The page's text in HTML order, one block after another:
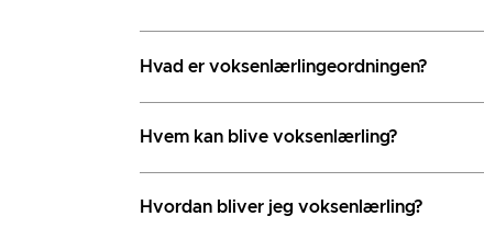
Hvad er voksenlærlingeordningen?
Hvem kan blive voksenlærling?
Hvordan bliver jeg voksenlærling?